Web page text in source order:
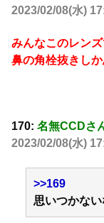
2023/02/08(水)
みんなこのレン
鼻の角栓抜きし
170: 名無CCDさ
2023/02/08(水)
>>169
思いつかな